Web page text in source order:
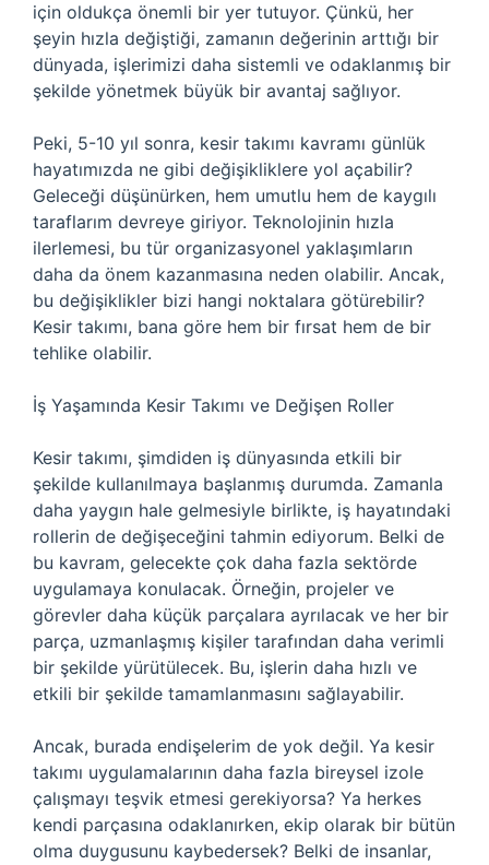
için oldukça önemli bir yer tutuyor. Çünkü, her
şeyin hızla değiştiği, zamanın değerinin arttığı bir
dünyada, işlerimizi daha sistemli ve odaklanmış bir
şekilde yönetmek büyük bir avantaj sağlıyor.
Peki, 5-10 yıl sonra, kesir takımı kavramı günlük
hayatımızda ne gibi değişikliklere yol açabilir?
Geleceği düşünürken, hem umutlu hem de kaygılı
taraflarım devreye giriyor. Teknolojinin hızla
ilerlemesi, bu tür organizasyonel yaklaşımların
daha da önem kazanmasına neden olabilir. Ancak,
bu değişiklikler bizi hangi noktalara götürebilir?
Kesir takımı, bana göre hem bir fırsat hem de bir
tehlike olabilir.
İş Yaşamında Kesir Takımı ve Değişen Roller
Kesir takımı, şimdiden iş dünyasında etkili bir
şekilde kullanılmaya başlanmış durumda. Zamanla
daha yaygın hale gelmesiyle birlikte, iş hayatındaki
rollerin de değişeceğini tahmin ediyorum. Belki de
bu kavram, gelecekte çok daha fazla sektörde
uygulamaya konulacak. Örneğin, projeler ve
görevler daha küçük parçalara ayrılacak ve her bir
parça, uzmanlaşmış kişiler tarafından daha verimli
bir şekilde yürütülecek. Bu, işlerin daha hızlı ve
etkili bir şekilde tamamlanmasını sağlayabilir.
Ancak, burada endişelerim de yok değil. Ya kesir
takımı uygulamalarının daha fazla bireysel izole
çalışmayı teşvik etmesi gerekiyorsa? Ya herkes
kendi parçasına odaklanırken, ekip olarak bir bütün
olma duygusunu kaybedersek? Belki de insanlar,